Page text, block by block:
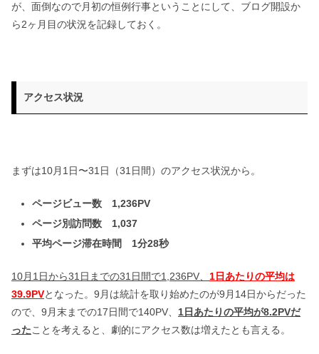
が、面倒なので月初の恒例行事ということにして、ブログ開設か
ら2ヶ月目の状況を記録しておく。
アクセス状況
まずは10月1日〜31日（31日間）のアクセス状況から。
ページビュー数 1,236PV
ページ別訪問数 1,037
平均ページ滞在時間 1分28秒
10月1日から31日までの31日間で1,236PV、 1日あたりの平均は
39.9PVとなった。9月は統計を取り始めたのが9月14日からだった
ので、9月末までの17日間で140PV、 1日あたりの平均が8.2PVだ
ったことを考えると、劇的にアクセス数は増えたとも言える。